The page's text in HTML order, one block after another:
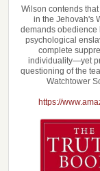
Wilson contends
in the Jehovah's
demands obedience
psychological
complete
individuality—yet
questioning of the
Watchtower
https://